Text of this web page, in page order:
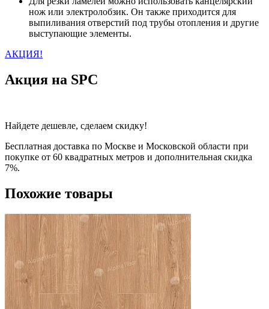
нож или электролобзик. Он также приходится для
выпиливания отверстий под трубы отопления и другие
выступающие элементы.
АКЦИЯ!
Акция на SPC
Найдете дешевле, сделаем скидку!
Бесплатная доставка по Москве и Московской области при
покупке от 60 квадратных метров и дополнительная скидка
7%.
Похожие товары